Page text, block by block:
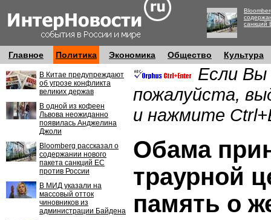
санкций
Главное Политика Экономика Общество Культура
В Китае предупреждают
об угрозе конфликта
великих держав
В одной из кофеен
Львова неожиданно
появилась Анджелина
Джоли
Bloomberg рассказал о
содержании нового
пакета санкций ЕС
против России
В МИД указали на
массовый отток
чиновников из
администрации Байдена
Если Вы
пожалуйста,
и нажмите
Обама
траурной
память о